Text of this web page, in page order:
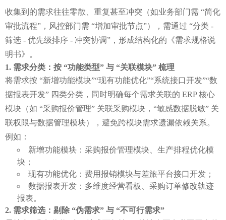
收集到的需求往往零散、重复甚至冲突（如业务部门需 “简化
审批流程”，风控部门需 “增加审批节点”），需通过 “分类 -
筛选 - 优先级排序 - 冲突协调”，形成结构化的《需求规格说
明书》。
需求分类：按 “功能类型” 与 “关联模块” 梳理
将需求按 “新增功能模块”“现有功能优化”“系统接口开发”“数
据报表开发” 四类分类，同时明确每个需求关联的 ERP 核心
模块（如 “采购报价管理” 关联采购模块，“敏感数据脱敏” 关
联权限与数据管理模块），避免跨模块需求遗漏依赖关系。
例如：
新增功能模块：采购报价管理模块、生产排程优化模
块；
现有功能优化：费用报销模块与差旅平台接口开发；
数据报表开发：多维度经营看板、采购订单修改轨迹
报表。
需求筛选：剔除 “伪需求” 与 “不可行需求”